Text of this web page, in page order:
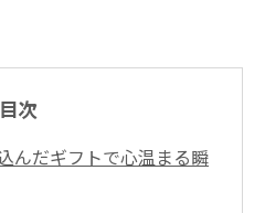
目次
んだギフトで心温まる瞬